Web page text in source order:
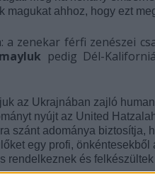
magukat ahhoz, hogy ezt
a zenekar férfi zenészei
pedig Dél-
az Ukrajnában zajló
nyújt az United
szánt adománya biztosítja,
egy profi, önkéntesekből
rendelkeznek és